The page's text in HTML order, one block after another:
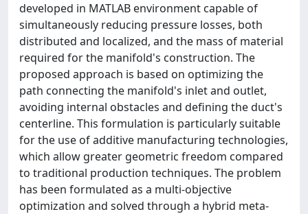
developed in MATLAB environment capable of
simultaneously reducing pressure losses, both
distributed and localized, and the mass of material
required for the manifold's construction. The
proposed approach is based on optimizing the
path connecting the manifold's inlet and outlet,
avoiding internal obstacles and defining the duct's
centerline. This formulation is particularly suitable
for the use of additive manufacturing technologies,
which allow greater geometric freedom compared
to traditional production techniques. The problem
has been formulated as a multi-objective
optimization and solved through a hybrid meta-